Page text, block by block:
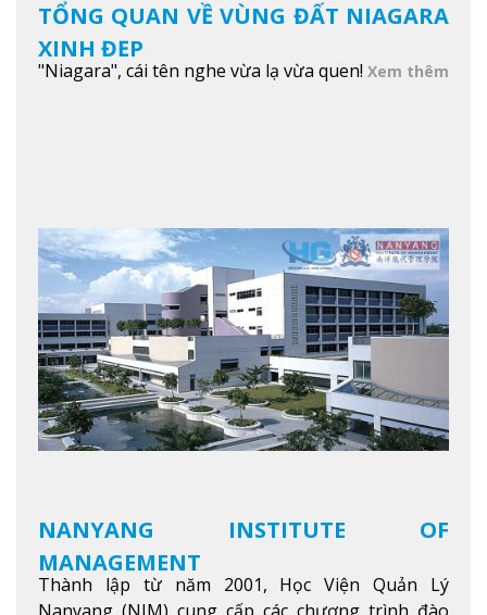
TỔNG QUAN VỀ VÙNG ĐẤT NIAGARA
XINH ĐẸP
"Niagara", cái tên nghe vừa lạ vừa quen! Xem thêm
NANYANG INSTITUTE OF
MANAGEMENT
Thành lập từ năm 2001, Học Viện Quản Lý